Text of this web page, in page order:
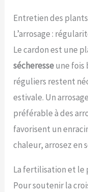
Entretien des
L’arrosage :
Le cardon est une
sécheresseune fois
réguliers restent
estivale. Un
préférable à des
favorisent un
chaleur, arrosez en
La fertilisation et le
Pour soutenir la